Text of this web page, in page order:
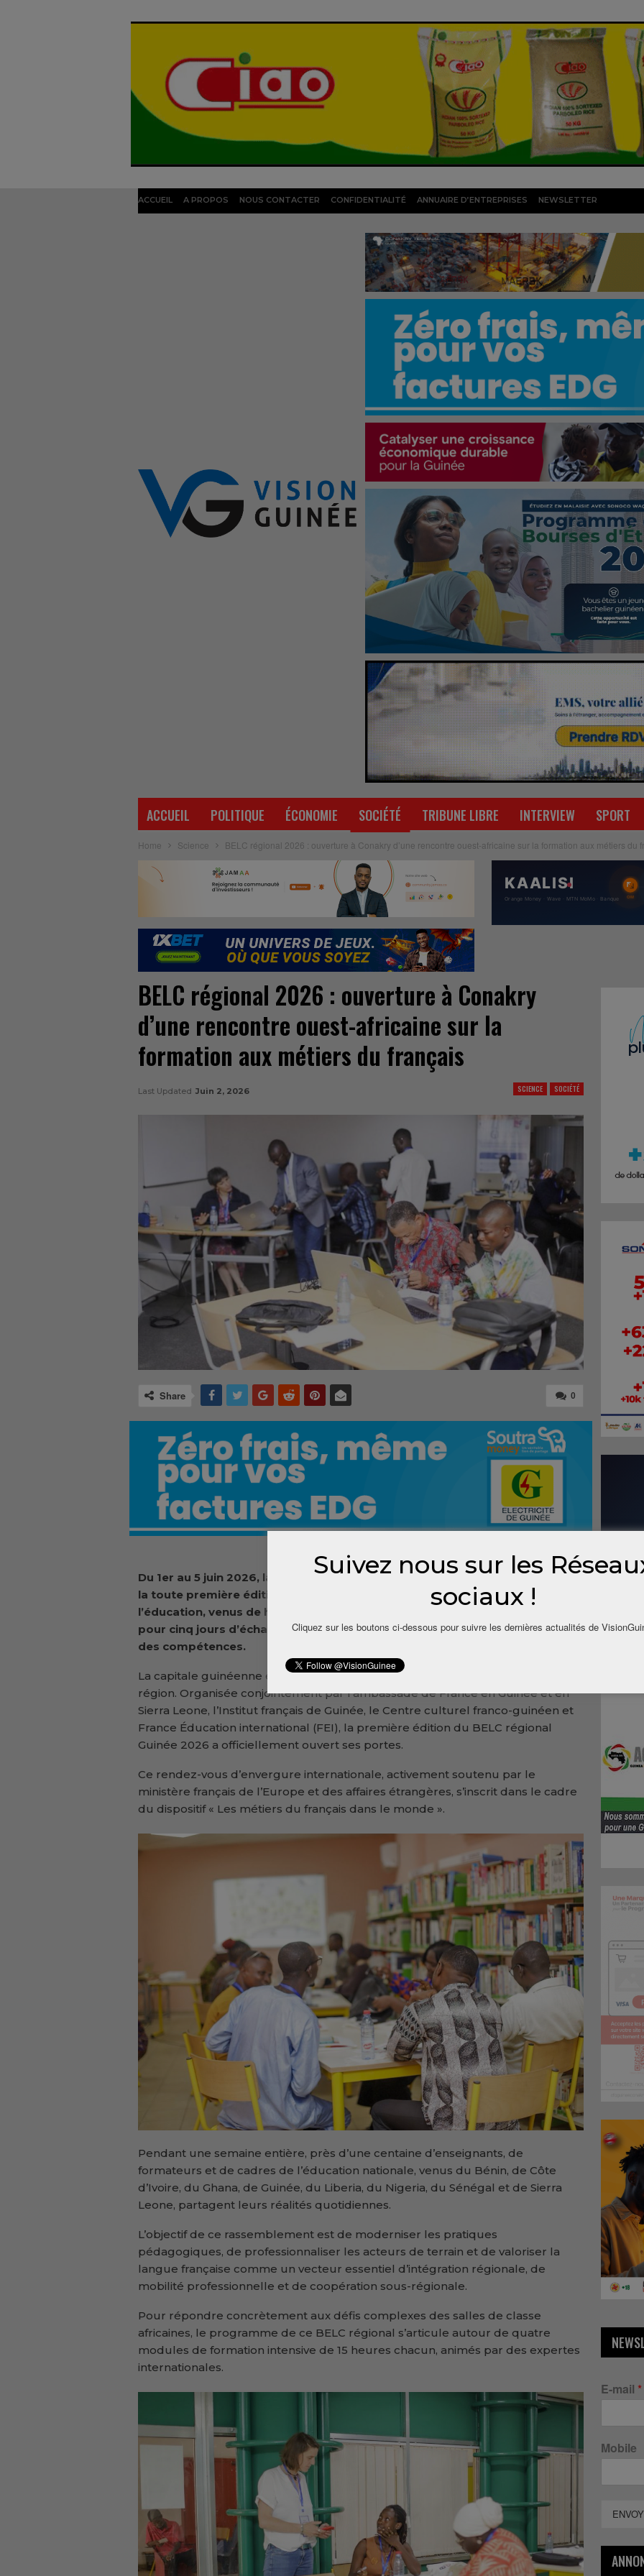
ACCUEIL A PROPOS NOUS CONTACTER CONFIDENTIALITÉ ANNUAIRE D’ENTREPRISES NEWSLETTER
ACCUEIL POLITIQUE ÉCONOMIE SOCIÉTÉ TRIBUNE LIBRE INTERVIEW SPORT
Home Science BELC régional 2026 : ouverture à Conakry d’une rencontre ouest-africaine sur la formation aux métiers du
BELC régional 2026 : ouverture à Conakry
d’une rencontre ouest-africaine sur la
formation aux métiers du français
SCIENCE SOCIÉTÉ
Last Updated Juin 2, 2026
0
Share
Du 1er au 5 juin 2026, la Guinée accueille, au Centre culturel franco-guinéen,
la toute première édition régionale du BELC. Près de cent professionnels de
l’éducation, venus de huit pays d’Afrique de l’Ouest, sont réunis à Conakry
pour cinq jours d’échanges, d’innovation pédagogique et de renforcement
des compétences.
La capitale guinéenne est au cœur des dynamiques éducatives de la sous-
région. Organisée conjointement par l’ambassade de France en Guinée et en
Sierra Leone, l’Institut français de Guinée, le Centre culturel franco-guinéen et
France Éducation international (FEI), la première édition du BELC régional
Guinée 2026 a officiellement ouvert ses portes.
Ce rendez-vous d’envergure internationale, activement soutenu par le
ministère français de l’Europe et des affaires étrangères, s’inscrit dans le cadre
du dispositif « Les métiers du français dans le monde ».
Pendant une semaine entière, près d’une centaine d’enseignants, de
formateurs et de cadres de l’éducation nationale, venus du Bénin, de Côte
d’Ivoire, du Ghana, de Guinée, du Liberia, du Nigeria, du Sénégal et de Sierra
Leone, partagent leurs réalités quotidiennes.
L’objectif de ce rassemblement est de moderniser les pratiques
pédagogiques, de professionnaliser les acteurs de terrain et de valoriser la
langue française comme un vecteur essentiel d’intégration régionale, de
mobilité professionnelle et de coopération sous-régionale.
Pour répondre concrètement aux défis complexes des salles de classe
africaines, le programme de ce BELC régional s’articule autour de quatre
modules de formation intensive de 15 heures chacun, animés par des expertes
internationales.
E-mail *
Mobile
Suivez nous sur les
sociaux !
Cliquez sur les boutons ci-dessous pour suivre les dernières actualités de